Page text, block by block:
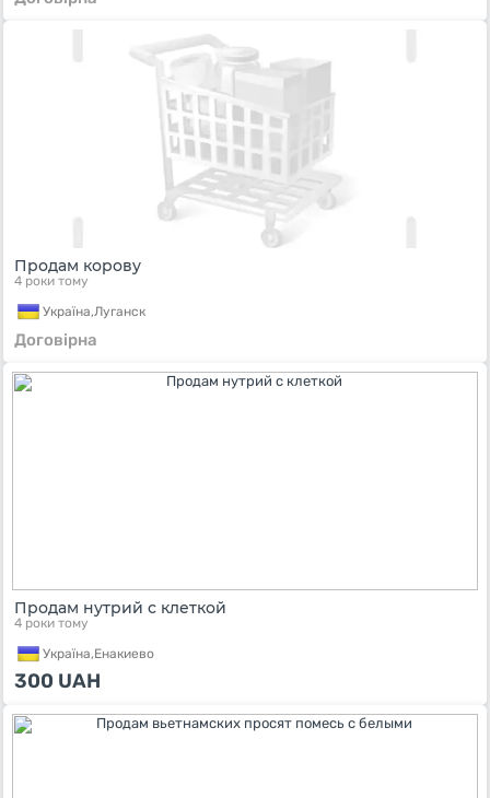
Продам корову
4 роки тому
Україна,Луганск
Договірна
Продам нутрий с клеткой
4 роки тому
Україна,Енакиево
300 UAH